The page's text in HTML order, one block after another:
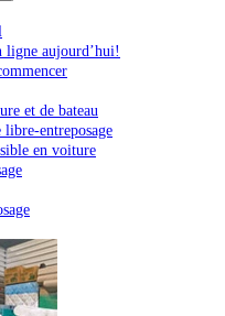
ligne aujourd’hui!
et de bateau
entreposage
en voiture